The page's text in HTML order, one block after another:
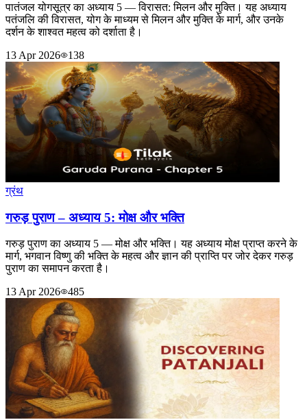
पातंजल योगसूत्र का अध्याय 5 — विरासत: मिलन और मुक्ति। यह अध्याय
पतंजलि की विरासत, योग के माध्यम से मिलन और मुक्ति के मार्ग, और उनके
दर्शन के शाश्वत महत्व को दर्शाता है।
13 Apr 2026
138
ग्रंथ
गरुड़ पुराण – अध्याय 5: मोक्ष और भक्ति
गरुड़ पुराण का अध्याय 5 — मोक्ष और भक्ति। यह अध्याय मोक्ष प्राप्त करने के
मार्ग, भगवान विष्णु की भक्ति के महत्व और ज्ञान की प्राप्ति पर जोर देकर गरुड़
पुराण का समापन करता है।
13 Apr 2026
485